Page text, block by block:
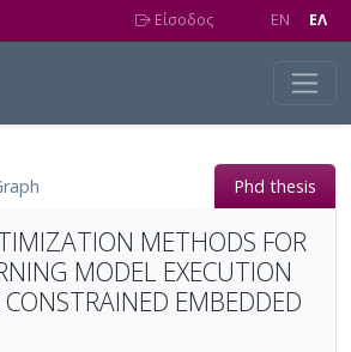
Είσοδος EN EΛ
Phd thesis
METHODS FOR
MODEL EXECUTION
CONSTRAINED EMBEDDED